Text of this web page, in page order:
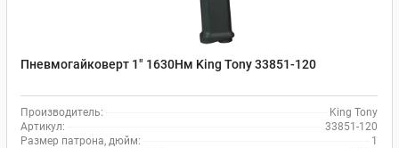
Пневмогайковерт 1" 1630Нм King Tony 33851-120
Производитель:
King Tony
Артикул:
33851-120
Размер патрона, дюйм:
1